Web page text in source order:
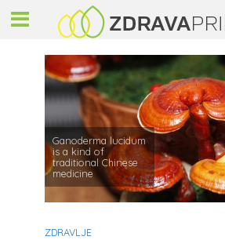
Ganoderma lucidum
is a kind of
traditional Chinese
medicine
ZDRAVLJE